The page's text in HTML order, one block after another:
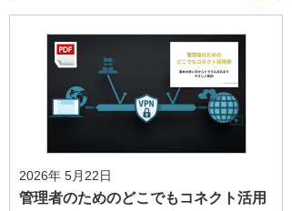
2026年 5月22日
管理者のためのどこでもコネクト活用